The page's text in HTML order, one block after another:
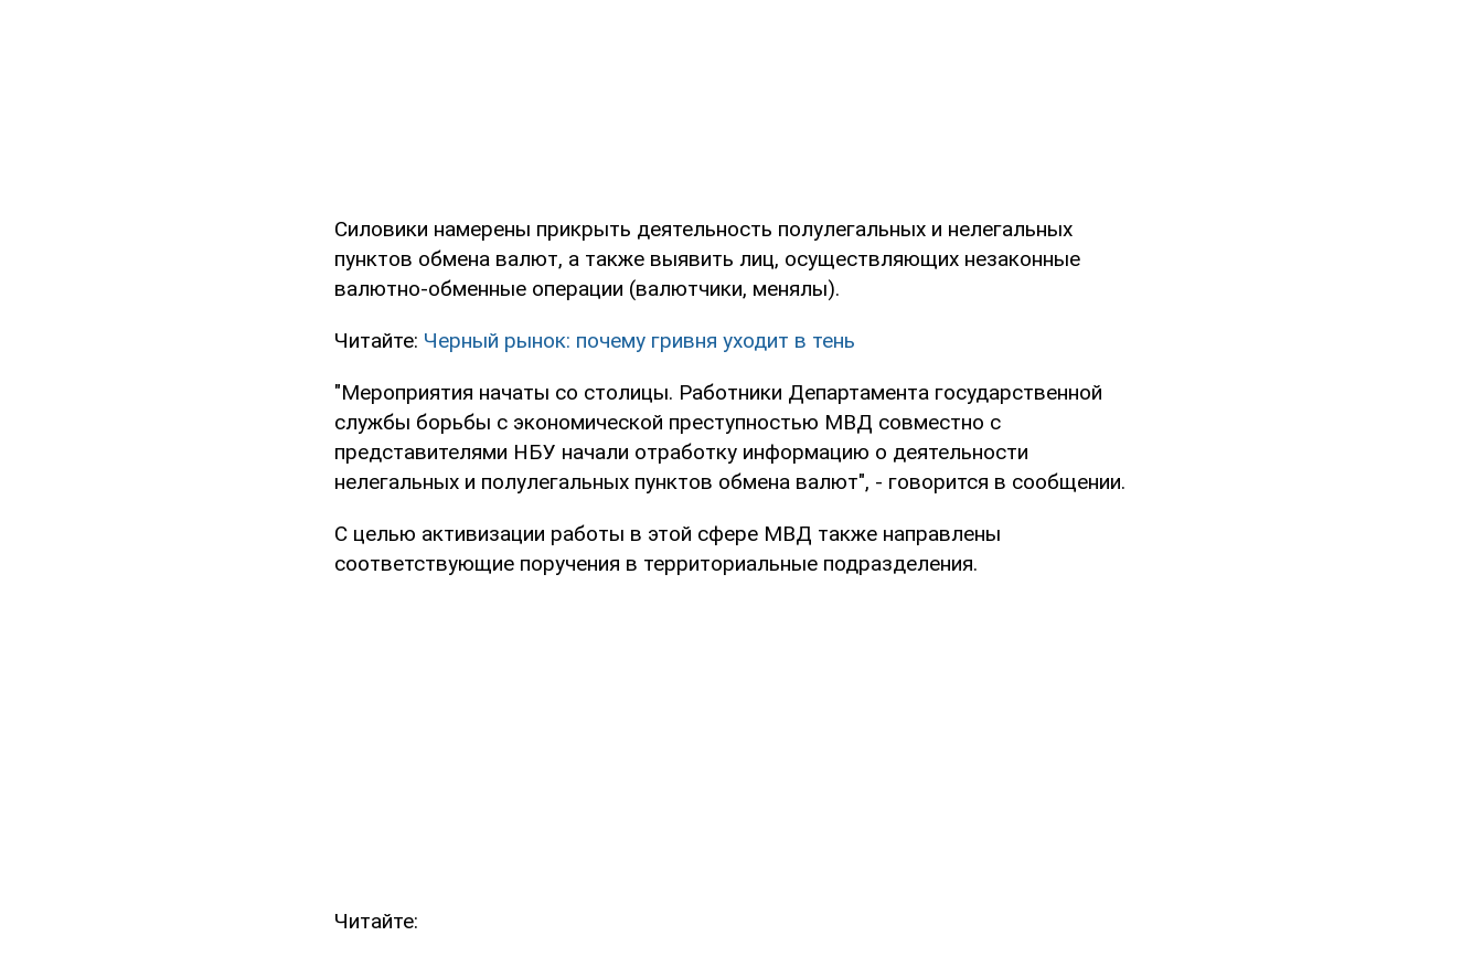
Силовики намерены прикрыть деятельность полулегальных и нелегальных
пунктов обмена валют, а также выявить лиц, осуществляющих незаконные
валютно-обменные операции (валютчики, менялы).
Читайте: Черный рынок: почему гривня уходит в тень
"Мероприятия начаты со столицы. Работники Департамента государственной
службы борьбы с экономической преступностью МВД совместно с
представителями НБУ начали отработку информацию о деятельности
нелегальных и полулегальных пунктов обмена валют", - говорится в сообщении.
С целью активизации работы в этой сфере МВД также направлены
соответствующие поручения в территориальные подразделения.
Читайте: